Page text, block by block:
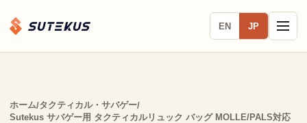
EN JP
ホーム/タクティカル・サバゲー/
Sutekus サバゲー用 タクティカルリュック バッグ MOLLE/PALS対応